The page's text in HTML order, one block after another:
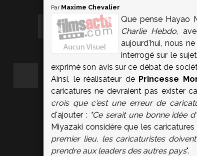
Par Maxime Chevalier
Que pense Hayao
Charlie Hebdo,
aujourd'hui, nous
interrogé sur le
exprimé son avis sur ce débat de
Ainsi, le réalisateur de Princesse
caricatures ne devraient pas exister
crois que c'est une erreur de
d'ajouter : "Ce serait une bonne idée
Miyazaki considère que les
premier lieu, les caricaturistes
prendre aux leaders des autres pays".